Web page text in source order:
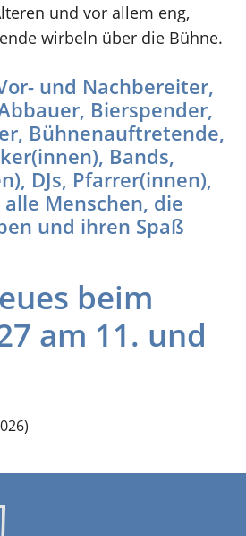
und vor allem eng,
wirbeln über die Bühne.
und Nachbereiter,
Bierspender,
Bühnenauftretende,
Bands,
DJs, Pfarrer(innen),
Menschen, die
und ihren Spaß
beim
am 11. und